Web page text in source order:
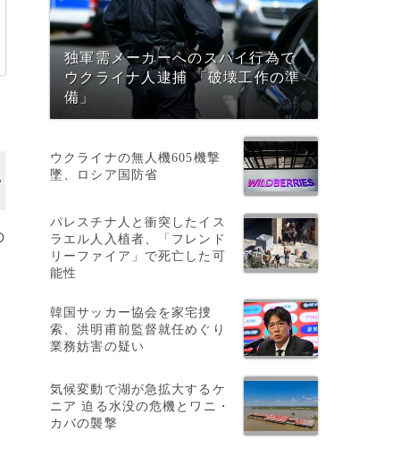
独軍需メーカーへのスパイ行為で
ウクライナ人逮捕 「破壊工作の準
備」
ウクライナの無人機605機撃
墜、ロシア国防省
パレスチナ人と衝突したイス
ラエル人入植者、「フレンド
リーファイア」で死亡した可
能性
韓国サッカー協会を家宅捜
索、洪明甫前監督就任めぐり
業務妨害の疑い
気候変動で湖が急拡大するケ
ニア 迫る水没の危機とワニ・
カバの襲撃